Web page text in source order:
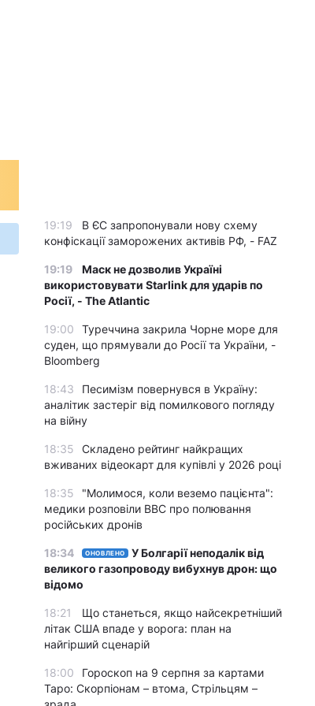
19:19
В ЄС запропонували нову схему
конфіскації заморожених активів РФ, - FAZ
19:19
Маск не дозволив Україні
використовувати Starlink для ударів по
Росії, - The Atlantic
19:00
Туреччина закрила Чорне море для
суден, що прямували до Росії та України, -
Bloomberg
18:43
Песимізм повернувся в Україну:
аналітик застеріг від помилкового погляду
на війну
18:35
Складено рейтинг найкращих
вживаних відеокарт для купівлі у 2026 році
18:35
"Молимося, коли веземо пацієнта":
медики розповіли BBC про полювання
російських дронів
18:34 ОНОВЛЕНО
У Болгарії неподалік від
великого газопроводу вибухнув дрон: що
відомо
18:21
Що станеться, якщо найсекретніший
літак США впаде у ворога: план на
найгірший сценарій
18:00
Гороскоп на 9 серпня за картами
Таро: Скорпіонам – втома, Стрільцям –